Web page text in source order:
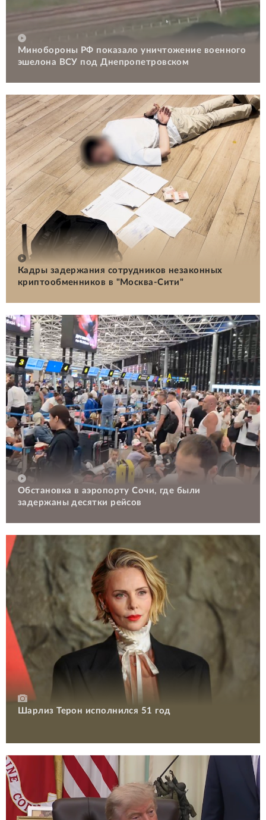
Минобороны РФ показало уничтожение военного
эшелона ВСУ под Днепропетровском
Кадры задержания сотрудников незаконных
криптообменников в "Москва-Сити"
Обстановка в аэропорту Сочи, где были
задержаны десятки рейсов
Шарлиз Терон исполнился 51 год